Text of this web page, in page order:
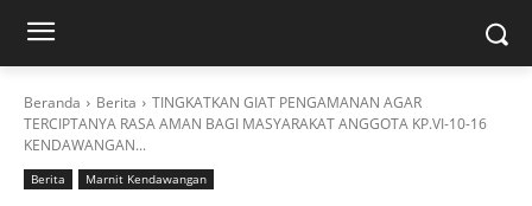
Beranda Berita
TINGKATKAN GIAT PENGAMANAN AGAR
TERCIPTANYA RASA AMAN BAGI MASYARAKAT ANGGOTA KP.VI-10-16
KENDAWANGAN...
Berita Marnit Kendawangan